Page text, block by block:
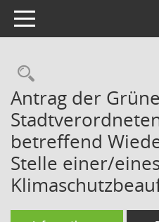
Toggle navigation
Antrag der
betreffend
Stelle einer/